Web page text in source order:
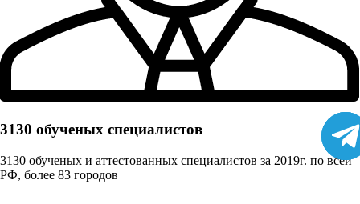
3130 обученых cпециалистов
3130 обученых и аттестованных специалистов за 2019г. по всей
РФ, более 83 городов